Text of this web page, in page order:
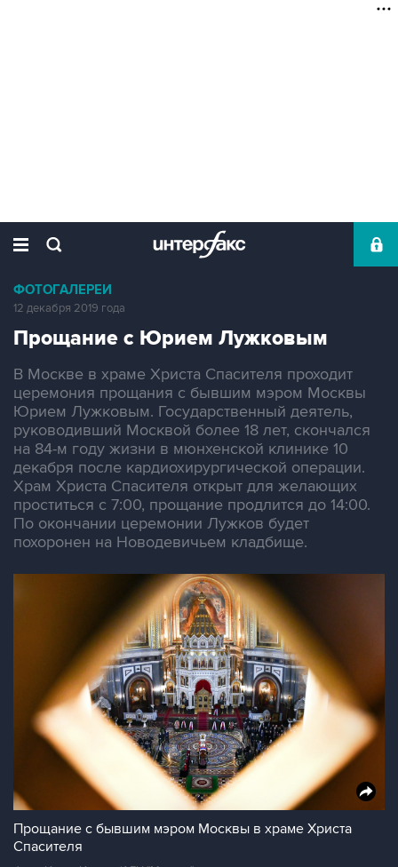
ФОТОГАЛЕРЕИ
12 декабря 2019 года
Прощание с Юрием Лужковым
В Москве в храме Христа Спасителя проходит
церемония прощания с бывшим мэром Москвы
Юрием Лужковым. Государственный деятель,
руководивший Москвой более 18 лет, скончался
на 84-м году жизни в мюнхенской клинике 10
декабря после кардиохирургической операции.
Храм Христа Спасителя открыт для желающих
проститься с 7:00, прощание продлится до 14:00.
По окончании церемонии Лужков будет
похоронен на Новодевичьем кладбище.
Прощание с бывшим мэром Москвы в храме Христа
Спасителя